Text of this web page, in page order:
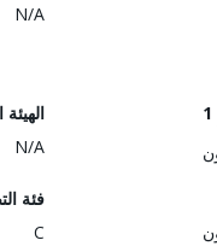
N/A
1
الهيئة
N/A
فئة
C